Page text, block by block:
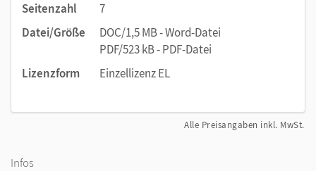
Seitenzahl
7
Datei/Größe
DOC/1,5 MB - Word-Datei
PDF/523 kB - PDF-Datei
Lizenzform
Einzellizenz EL
Alle Preisangaben inkl. MwSt.
Infos